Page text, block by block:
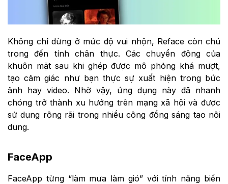
Không chỉ dừng ở mức độ vui nhộn, Reface còn chú
trọng đến tính chân thực. Các chuyển động của
khuôn mặt sau khi ghép được mô phỏng khá mượt,
tạo cảm giác như bạn thực sự xuất hiện trong bức
ảnh hay video. Nhờ vậy, ứng dụng này đã nhanh
chóng trở thành xu hướng trên mạng xã hội và được
sử dụng rộng rãi trong nhiều cộng đồng sáng tạo nội
dung.
FaceApp
FaceApp từng “làm mưa làm gió” với tính năng biến